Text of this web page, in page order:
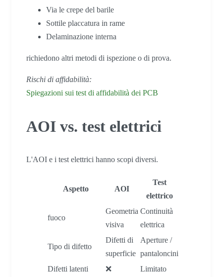
Via le crepe del barile
Sottile placcatura in rame
Delaminazione interna
richiedono altri metodi di ispezione o di prova.
Rischi di affidabilità:
Spiegazioni sui test di affidabilità dei PCB
AOI vs. test elettrici
L'AOI e i test elettrici hanno scopi diversi.
Aspetto AOI
Test
elettrico
fuoco
Geometria
visiva
Continuità
elettrica
Tipo di difetto
Difetti di
superficie
Aperture /
pantaloncini
Difetti latenti
❌
Limitato